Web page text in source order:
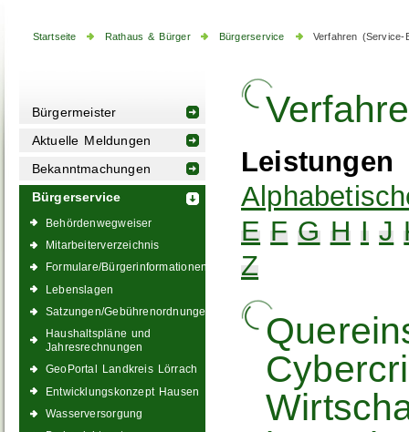
Startseite Rathaus & Bürger Bürgerservice Verfahren (Service-
Bürgermeister
Aktuelle Meldungen
Bekanntmachungen
Bürgerservice
Behördenwegweiser
Mitarbeiterverzeichnis
Formulare/Bürgerinformationen
Lebenslagen
Satzungen/Gebührenordnungen
Haushaltspläne und
Jahresrechnungen
GeoPortal Landkreis Lörrach
Entwicklungskonzept Hausen
Wasserversorgung
Leistungen
E F G H I J
Z